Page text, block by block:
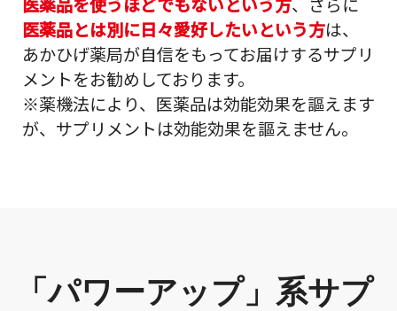
医薬品とは別に日々愛好したいという方は、
あかひげ薬局が自信をもってお届けするサプリ
メントをお勧めしております。
※薬機法により、医薬品は効能効果を謳えます
が、サプリメントは効能効果を謳えません。
「パワーアップ」系サプ